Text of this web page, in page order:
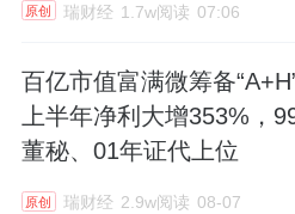
原创 瑞财经 1.7w阅读 07:06
百亿市值富满微筹备
上半年净利大增353%，
董秘、01年证代上位
原创 瑞财经 2.9w阅读 08-07